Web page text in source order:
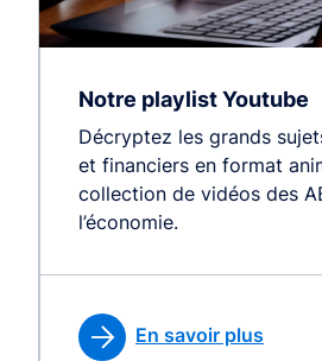
Notre playlist Youtube
Décryptez les grands
et financiers en format
collection de vidéos des
l’économie.
En savoir plus